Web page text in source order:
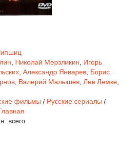
Николай Мерзликин
Игорь
Александр Январев Борис
Валерий Малышев Лев Лемке
фильмы / Русские сериалы /
всего